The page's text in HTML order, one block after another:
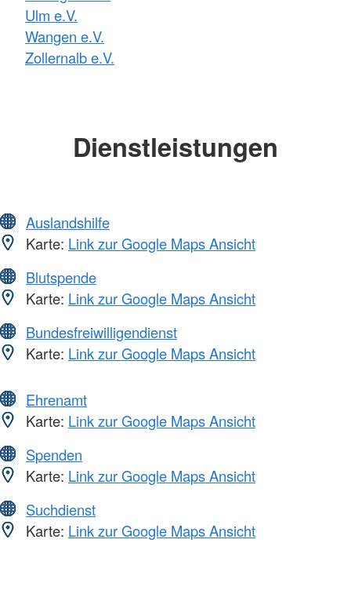
Ulm e.V.
Wangen e.V.
Zollernalb e.V.
Dienstleistungen
Auslandshilfe
Karte: Link zur Google Maps Ansicht
Blutspende
Karte: Link zur Google Maps Ansicht
Bundesfreiwilligendienst
Karte: Link zur Google Maps Ansicht
Ehrenamt
Karte: Link zur Google Maps Ansicht
Spenden
Karte: Link zur Google Maps Ansicht
Suchdienst
Karte: Link zur Google Maps Ansicht